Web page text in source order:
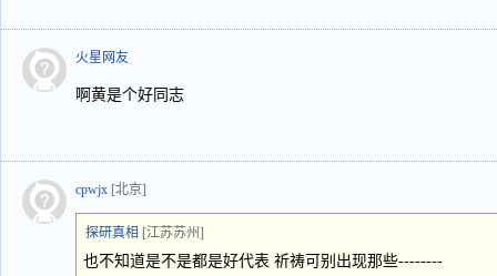
火星网友
啊黄是个好同志
cpwjx [北京]
探研真相 [江苏苏州]
也不知道是不是都是好代表 祈祷可别出现那些--------